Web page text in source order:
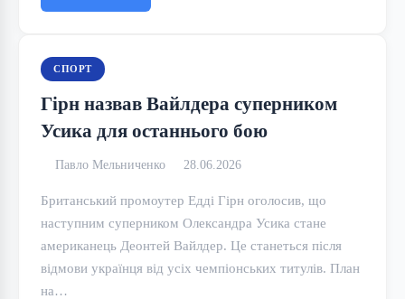
СПОРТ
Гірн назвав Вайлдера суперником
Усика для останнього бою
Павло Мельниченко 28.06.2026
Британський промоутер Едді Гірн оголосив, що
наступним суперником Олександра Усика стане
американець Деонтей Вайлдер. Це станеться після
відмови українця від усіх чемпіонських титулів. План
на…